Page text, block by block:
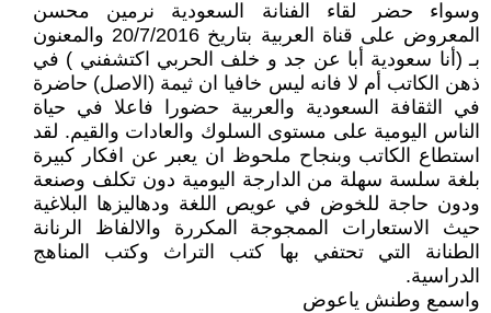
وسواء حضر لقاء الفنانة السعودية نرمين محسن
المعروض على قناة العربية بتاريخ 20/7/2016 والمعنون
بـ (أنا سعودية أبا عن جد و خلف الحربي اكتشفني ) في
ذهن الكاتب أم لا فانه ليس خافيا ان ثيمة (الاصل) حاضرة
في الثقافة السعودية والعربية حضورا فاعلا في حياة
الناس اليومية على مستوى السلوك والعادات والقيم. لقد
استطاع الكاتب وبنجاح ملحوظ ان يعبر عن افكار كبيرة
بلغة سلسة سهلة من الدارجة اليومية دون تكلف وصنعة
ودون حاجة للخوض في عويص اللغة ودهاليزها البلاغية
حيث الاستعارات الممجوجة المكررة والالفاظ الرنانة
الطنانة التي تحتفي بها كتب التراث وكتب المناهج
الدراسية.
واسمع وطنش ياعوض